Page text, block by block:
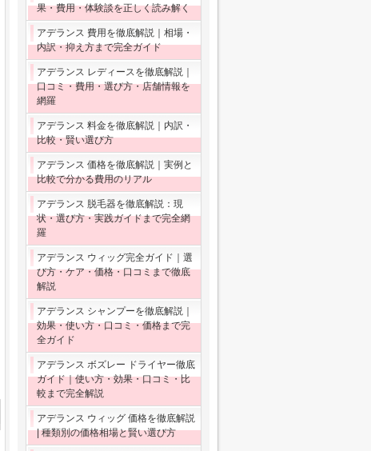
果・費用・体験談を正しく読み解く
アデランス 費用を徹底解説｜相場・
内訳・抑え方まで完全ガイド
アデランス レディースを徹底解説｜
口コミ・費用・選び方・店舗情報を
網羅
アデランス 料金を徹底解説｜内訳・
比較・賢い選び方
アデランス 価格を徹底解説｜実例と
比較で分かる費用のリアル
アデランス 脱毛器を徹底解説：現
状・選び方・実践ガイドまで完全網
羅
アデランス ウィッグ完全ガイド｜選
び方・ケア・価格・口コミまで徹底
解説
アデランス シャンプーを徹底解説｜
効果・使い方・口コミ・価格まで完
全ガイド
アデランス ボズレー ドライヤー徹底
ガイド｜使い方・効果・口コミ・比
較まで完全解説
アデランス ウィッグ 価格を徹底解説
| 種類別の価格相場と賢い選び方